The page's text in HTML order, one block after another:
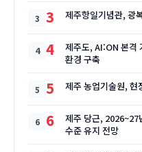
3 제주항일기념관, 광
4
제주도, AI:ON 본격
환경 구축
5 제주 농업기술원, 현
6
제주 당근,
수준 유지 전망